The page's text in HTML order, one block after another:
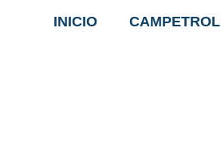
INICIO CAMPETROL